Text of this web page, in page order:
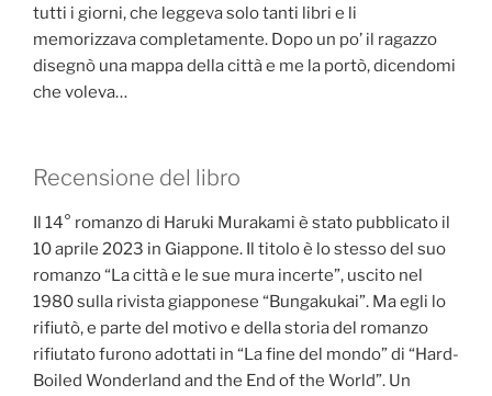
tutti i giorni, che leggeva solo tanti libri e li
memorizzava completamente. Dopo un po’ il ragazzo
disegnò una mappa della città e me la portò, dicendomi
che voleva…
Recensione del libro
Il 14° romanzo di Haruki Murakami è stato pubblicato il
10 aprile 2023 in Giappone. Il titolo è lo stesso del suo
romanzo “La città e le sue mura incerte”, uscito nel
1980 sulla rivista giapponese “Bungakukai”. Ma egli lo
rifiutò, e parte del motivo e della storia del romanzo
rifiutato furono adottati in “La fine del mondo” di “Hard-
Boiled Wonderland and the End of the World”. Un